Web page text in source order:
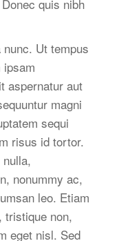
quis nibh
Ut tempus
ipsam
aspernatur aut
magni
sequi
risus id tortor.
nonummy ac,
leo. Etiam
tristique non,
eget nisl. Sed